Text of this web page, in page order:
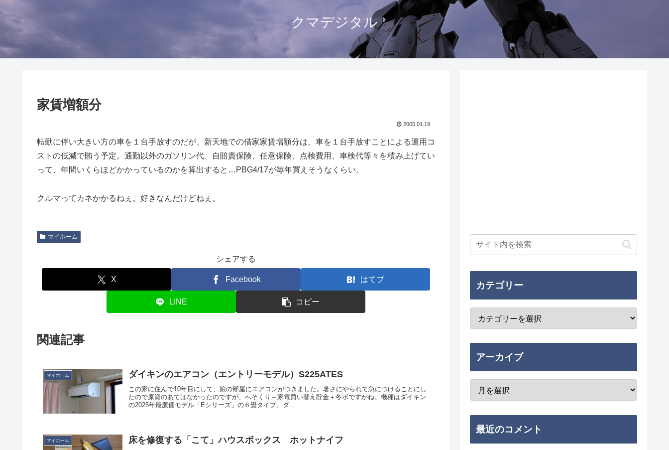
クマデジタル
家賃増額分
2005.01.19
転勤に伴い大きい方の車を１台手放すのだが、新天地での借家家賃増額分は、車を１台手放すことによる運用コ
ストの低減で賄う予定。通勤以外のガソリン代、自賠責保険、任意保険、点検費用、車検代等々を積み上げてい
って、年間いくらほどかかっているのかを算出すると…PBG4/17が毎年買えそうなくらい。
クルマってカネかかるねぇ。好きなんだけどねぇ。
マイホーム
シェアする
X Facebook はてブ
LINE コピー
関連記事
マイホーム ダイキンのエアコン（エントリーモデル）S225ATES
この家に住んで10年目にして、娘の部屋にエアコンがつきました。暑さにやられて急につけることにし
たので原資のあてはなかったのですが、へそくり＋家電買い替え貯金＋冬ボですかね。機種はダイキン
の2025年最廉価モデル「Eシリーズ」の６畳タイプ。ダ...
マイホーム 床を修復する「こて」ハウスボックス ホットナイフ
カテゴリー
アーカイブ
最近のコメント